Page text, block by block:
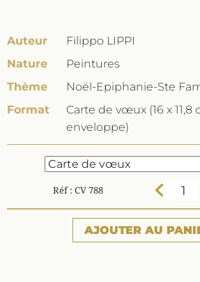
Auteur
Filippo LIPPI
Nature
Peintures
Thème
Noël-Epiphanie-Ste
Format
Carte de vœux (16 x 11,8
enveloppe)
Réf : CV 788
AJOUTER AU